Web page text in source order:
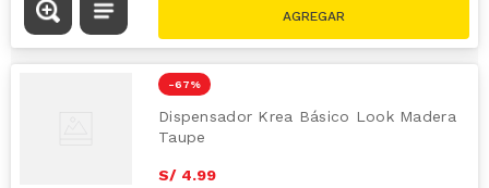
-67 %
Dispensador Krea Básico Look Madera
Taupe
S/ 4.99